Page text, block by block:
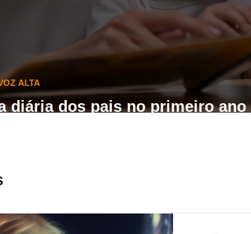
diária dos pais no primeiro ano
ALTA